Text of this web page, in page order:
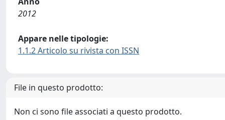
2012
Appare nelle tipologie:
1.1.2 Articolo su rivista con ISSN
File in questo prodotto:
Non ci sono file associati a questo prodotto.